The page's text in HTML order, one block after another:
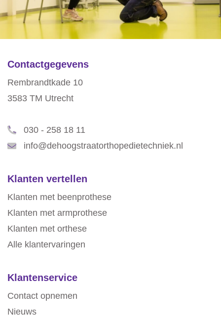
Contactgegevens
Rembrandtkade 10
3583 TM Utrecht
030 - 258 18 11
info@dehoogstraatorthopedietechniek.nl
Klanten vertellen
Klanten met beenprothese
Klanten met armprothese
Klanten met orthese
Alle klantervaringen
Klantenservice
Contact opnemen
Nieuws